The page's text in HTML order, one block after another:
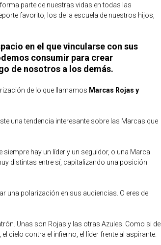
parte de nuestras vidas en todas las
favorito, los de la escuela de nuestros hijos,
en el que vincularse con sus
consumir para crear
de nosotros a los demás.
de lo que llamamos Marcas Rojas y
una tendencia interesante sobre las Marcas que
hay un líder y un seguidor, o una Marca
distintas entre sí, capitalizando una posición
una polarización en sus audiencias. O eres de
Unas son Rojas y las otras Azules. Como si de
cielo contra el infierno, el líder frente al aspirante.